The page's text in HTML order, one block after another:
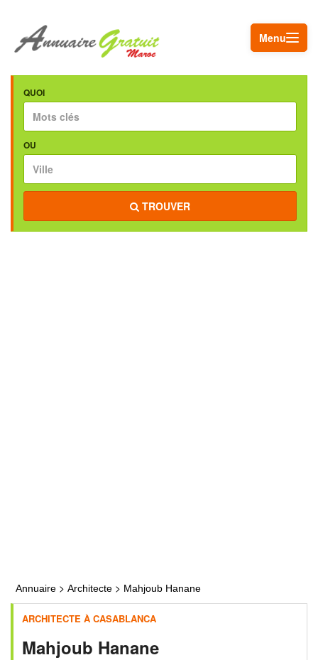
Menu
QUOI
OU
TROUVER
Annuaire > Architecte > Mahjoub Hanane
ARCHITECTE À CASABLANCA
Mahjoub Hanane